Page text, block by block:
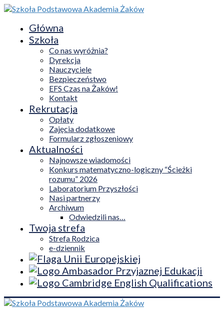
Główna
Szkoła
Co nas wyróżnia?
Dyrekcja
Nauczyciele
Bezpieczeństwo
EFS Czas na Żaków!
Kontakt
Rekrutacja
Opłaty
Zajęcia dodatkowe
Formularz zgłoszeniowy
Aktualności
Najnowsze wiadomości
Konkurs matematyczno-logiczny “Ścieżki
rozumu” 2026
Laboratorium Przyszłości
Nasi partnerzy
Archiwum
Odwiedzili nas…
Twoja strefa
Strefa Rodzica
e-dziennik